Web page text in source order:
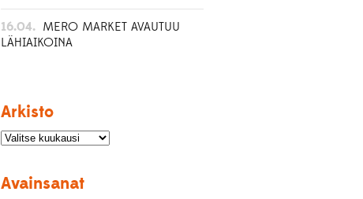
16.04. MERO MARKET AVAUTUU
LÄHIAIKOINA
Arkisto
Avainsanat